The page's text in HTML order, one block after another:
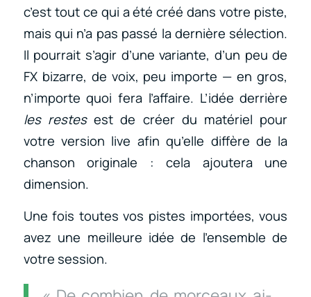
c’est tout ce qui a été créé dans votre piste,
mais qui n’a pas passé la dernière sélection.
Il pourrait s’agir d’une variante, d’un peu de
FX bizarre, de voix, peu importe — en gros,
n’importe quoi fera l’affaire. L’idée derrière
les restesest de créer du matériel pour
votre version live afin qu’elle diffère de la
chanson originale : cela ajoutera une
dimension.
Une fois toutes vos pistes importées, vous
avez une meilleure idée de l’ensemble de
votre session.